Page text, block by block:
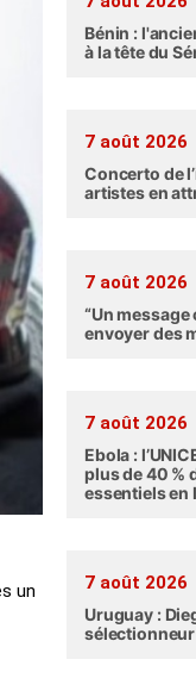
un
Bénin :
à la tête du
7 août 2026
Concerto de
artistes en
7 août 2026
“Un message
envoyer des
7 août 2026
Ebola :
plus de 40 %
essentiels en
7 août 2026
Uruguay :
sélectionneur